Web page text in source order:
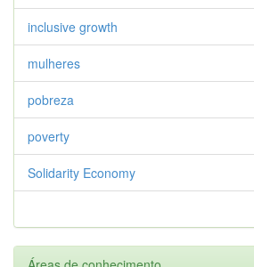
inclusive growth
mulheres
pobreza
poverty
Solidarity Economy